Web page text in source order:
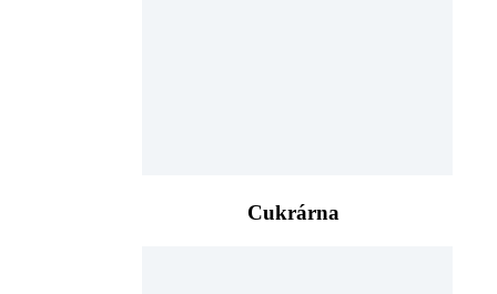
Cukrárna